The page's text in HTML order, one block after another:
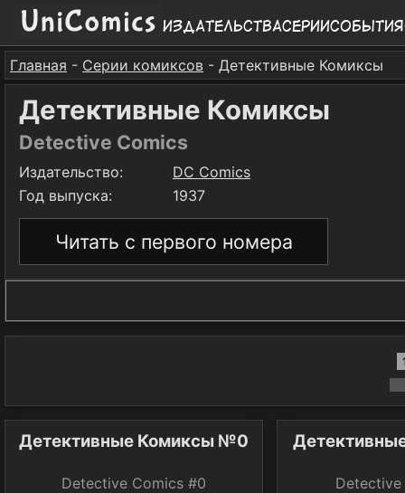
ИздательстваСерииСобытия
Главная - Серии комиксов - Детективные Комиксы
Детективные Комиксы
Detective Comics
Издательство:
DC Comics
Год выпуска:
1937
Читать с первого номера
Детективные Комиксы №0
Detective Comics #0 Detective